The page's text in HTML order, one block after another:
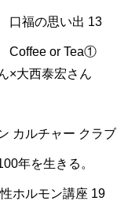
口福の思い出 13
Coffee or Tea①
×大西泰宏さん
カルチャー クラブ
年を生きる。
ホルモン講座 19